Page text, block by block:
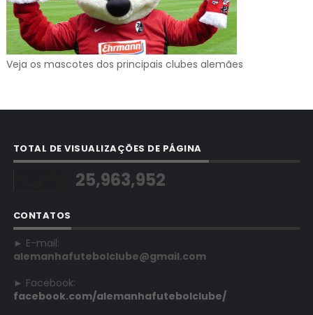
Veja os mascotes dos principais clubes alemães
TOTAL DE VISUALIZAÇÕES DE PÁGINA
25,963,952
CONTATOS
► E-mail:
alemanhafutebolclube@gmail.com
► Facebook:
facebook.com/alemanhafutebolclube/